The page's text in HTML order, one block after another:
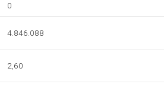
0
4.846.088
2,60